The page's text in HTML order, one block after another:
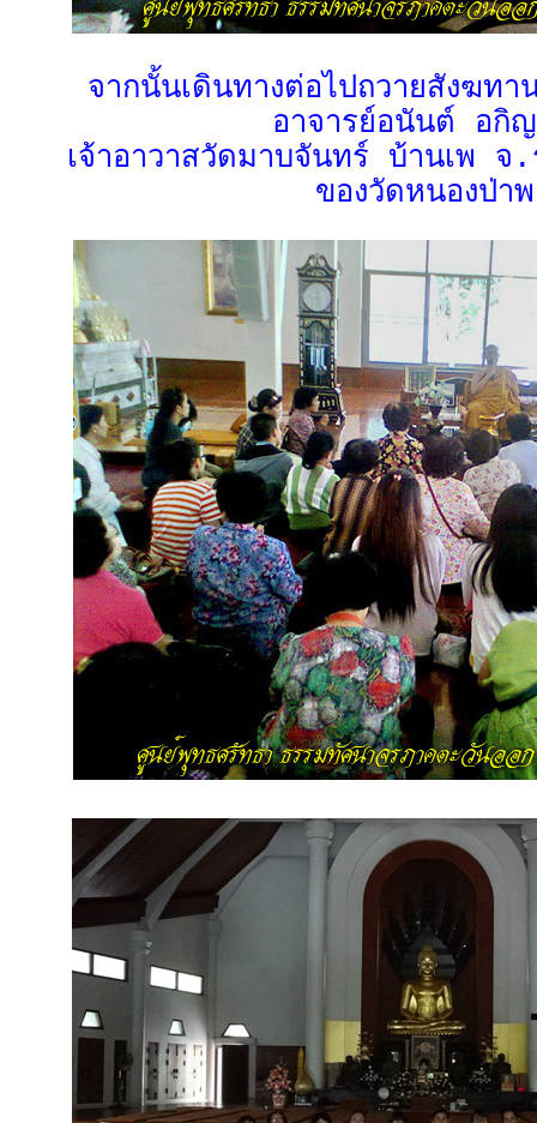
จากนั้นเดินทางต่อไปถวายสังฆท
อาจารย์อนันต์ อกิ
เจ้าอาวาสวัดมาบจันทร์ บ้านเพ จ
ของวัดหนองป่าพ